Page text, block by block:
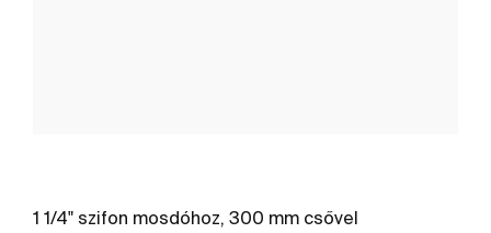
1 1/4" szifon mosdóhoz, 300 mm csővel